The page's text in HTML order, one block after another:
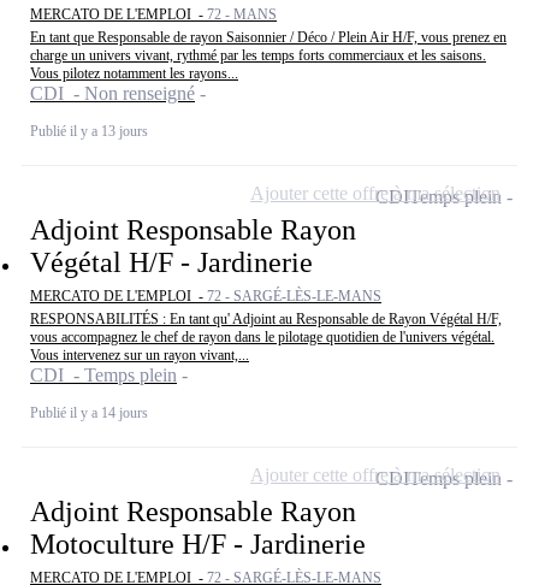
MERCATO DE L'EMPLOI - 72 - MANS
En tant que Responsable de rayon Saisonnier / Déco / Plein Air H/F, vous prenez en
charge un univers vivant, rythmé par les temps forts commerciaux et les saisons.
Vous pilotez notamment les rayons...
CDI - Non renseigné
Publié il y a 13 jours
Adjoint Responsable Rayon
Végétal H/F - Jardinerie
MERCATO DE L'EMPLOI - 72 - SARGÉ-LÈS-LE-MANS
RESPONSABILITÉS : En tant qu' Adjoint au Responsable de Rayon Végétal H/F,
vous accompagnez le chef de rayon dans le pilotage quotidien de l'univers végétal.
Vous intervenez sur un rayon vivant,...
CDI - Temps plein
Publié il y a 14 jours
CDITemps plein
Ajouter cette offre à ma sélection
Adjoint Responsable Rayon
Motoculture H/F - Jardinerie
MERCATO DE L'EMPLOI - 72 - SARGÉ-LÈS-LE-MANS
CDITemps plein
Ajouter cette offre à ma sélection